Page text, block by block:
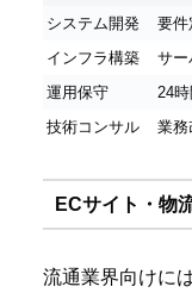
システム開発
要件
インフラ構築
サー
運用保守
24
技術コンサル
業務
ECサイト・物
流通業界向けに